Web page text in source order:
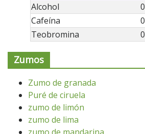
Alcohol
Cafeína
Teobromina
Zumos
Zumo de granada
Puré de ciruela
zumo de limón
zumo de lima